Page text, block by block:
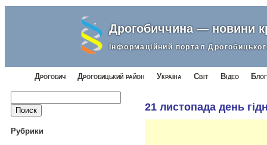
Дрогобиччина — новини
Інформаційний портал
Дрогобич Дрогобицький район Україна Світ Відео
Найти:
Рубрики
21 листопада день